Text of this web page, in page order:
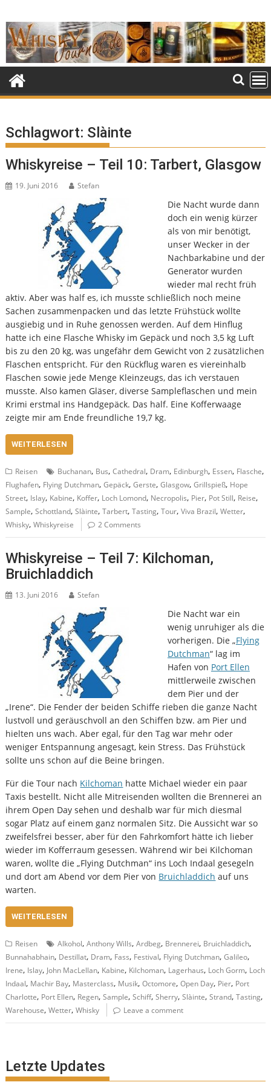
to
content
Schlagwort: Slàinte
Whiskyreise – Teil 10: Tarbert, Glasgow
19. Juni 2016 Stefan
Die Nacht wurde dann
doch ein wenig kürzer
als von mir benötigt,
unser Wecker in der
Nachbarkabine und der
Generator wurden
wieder mal recht früh
aktiv. Aber was half es, ich musste schließlich noch meine
Sachen zusammenpacken und das letzte Frühstück wollte
ausgiebig und in Ruhe genossen werden. Auf dem Hinflug
hatte ich eine Flasche Whisky im Gepäck und noch 3,5 kg Luft
bis zu den 20 kg, was ungefähr dem Gewicht von 2 zusätzlichen
Flaschen entspricht. Für den Rückflug waren es viereinhalb
Flaschen sowie jede Menge Kleinzeugs, das ich verstauen
musste. Also kamen Gläser, diverse Sampleflaschen und mein
Krimi erstmal ins Handgepäck. Das half. Eine Kofferwaage
zeigte mir am Ende freundliche 19,7 kg.
WEITERLESEN
Reisen Buchanan, Bus,Cathedral, Dram, Edinburgh, Essen, Flasche,
Flughafen, Flying Dutchman,Gepäck,Gerste,Glasgow,Grillspieß, Hope
Street, Islay, Kabine, Koffer, Loch Lomond, Necropolis, Pier, Pot Still, Reise,
Sample,Schottland,Slàinte,Tarbert,Tasting,Tour,Viva Brazil,Wetter,
Whisky,Whiskyreise 2 Comments
Whiskyreise – Teil 7: Kilchoman,
Bruichladdich
13. Juni 2016 Stefan
Die Nacht war ein
wenig unruhiger als die
vorherigen. Die „Flying
Dutchman“ lag im
Hafen von Port Ellen
mittlerweile zwischen
dem Pier und der
„Irene“. Die Fender der beiden Schiffe rieben die ganze Nacht
lustvoll und geräuschvoll an den Schiffen bzw. am Pier und
hielten uns wach. Aber egal, für den Tag war mehr oder
weniger Entspannung angesagt, kein Stress. Das Frühstück
sollte uns schon auf die Beine bringen.
Für die Tour nach Kilchoman hatte Michael wieder ein paar
Taxis bestellt. Nicht alle Mitreisenden wollten die Brennerei an
ihrem Open Day sehen und deshalb war für mich diesmal
sogar Platz auf einem ganz normalen Sitz. Die Aussicht war so
zweifelsfrei besser, aber für den Fahrkomfort hätte ich lieber
wieder im Kofferraum gesessen. Während wir bei Kilchoman
waren, wollte die „Flying Dutchman“ ins Loch Indaal gesegeln
und dort am Abend vor dem Pier von Bruichladdich auf uns
warten.
WEITERLESEN
Reisen Alkohol,Anthony Wills,Ardbeg, Brennerei, Bruichladdich,
Bunnahabhain, Destillat, Dram, Fass, Festival, Flying Dutchman,Galileo,
Irene, Islay, John MacLellan, Kabine, Kilchoman, Lagerhaus, Loch Gorm, Loch
Indaal, Machir Bay, Masterclass, Musik,Octomore,Open Day, Pier, Port
Charlotte, Port Ellen, Regen,Sample,Schiff,Sherry,Slàinte,Strand,Tasting,
Warehouse,Wetter,Whisky Leave a comment
Letzte Updates